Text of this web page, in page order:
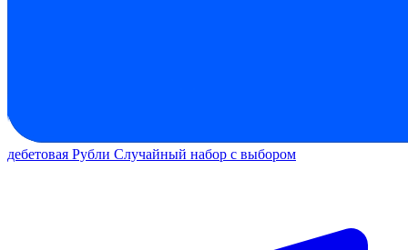
дебетовая Рубли Случайный набор с выбором